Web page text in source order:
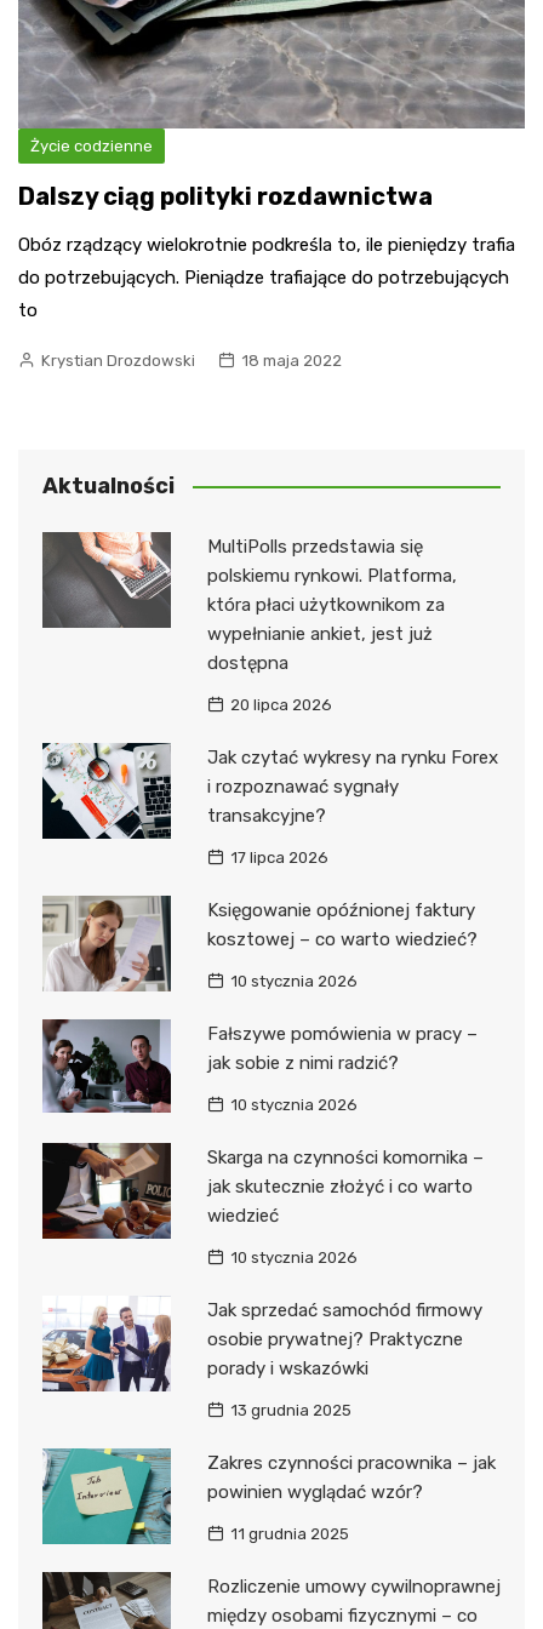
Życie codzienne
Dalszy ciąg polityki rozdawnictwa
Obóz rządzący wielokrotnie podkreśla to, ile pieniędzy trafia
do potrzebujących. Pieniądze trafiające do potrzebujących
to
Krystian Drozdowski 18 maja 2022
Aktualności
MultiPolls przedstawia się
polskiemu rynkowi. Platforma,
która płaci użytkownikom za
wypełnianie ankiet, jest już
dostępna
20 lipca 2026
Jak czytać wykresy na rynku Forex
i rozpoznawać sygnały
transakcyjne?
17 lipca 2026
Księgowanie opóźnionej faktury
kosztowej – co warto wiedzieć?
10 stycznia 2026
Fałszywe pomówienia w pracy –
jak sobie z nimi radzić?
10 stycznia 2026
Skarga na czynności komornika –
jak skutecznie złożyć i co warto
wiedzieć
10 stycznia 2026
Jak sprzedać samochód firmowy
osobie prywatnej? Praktyczne
porady i wskazówki
13 grudnia 2025
Zakres czynności pracownika – jak
powinien wyglądać wzór?
11 grudnia 2025
Rozliczenie umowy cywilnoprawnej
między osobami fizycznymi – co